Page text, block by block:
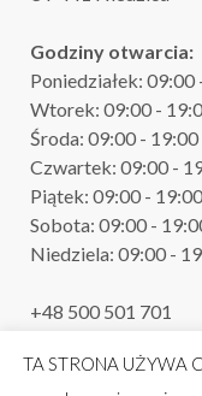
Godziny otwarcia:
Poniedziałek: 09:00
Wtorek: 09:00 -
Środa: 09:00 - 19:00
Czwartek: 09:00 -
Piątek: 09:00 - 19:00
Sobota: 09:00 -
Niedziela: 09:00 -
+48 500 501 701
TA STRONA UŻYWA